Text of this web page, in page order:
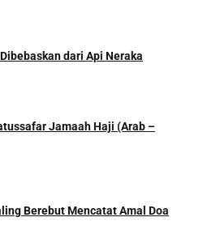
dari Api Neraka
Jamaah Haji (Arab –
Berebut Mencatat Amal Doa